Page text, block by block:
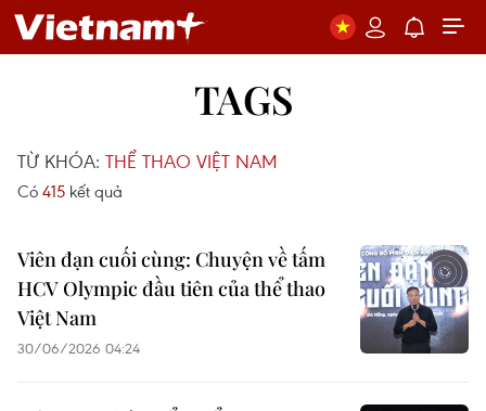
TAGS
TỪ KHÓA: THỂ THAO VIỆT NAM
Có 415 kết quả
Viên đạn cuối cùng: Chuyện về tấm
HCV Olympic đầu tiên của thể thao
Việt Nam
30/06/2026 04:24